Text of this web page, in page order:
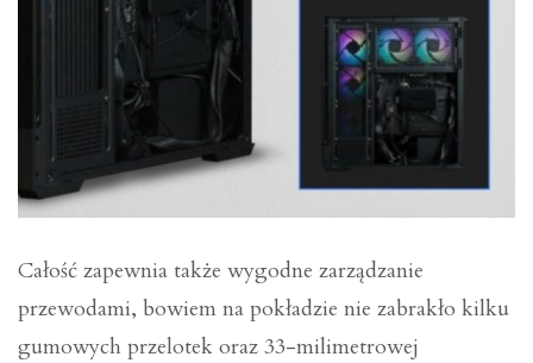
Całość zapewnia także wygodne zarządzanie
przewodami, bowiem na pokładzie nie zabrakło kilku
gumowych przelotek oraz 33-milimetrowej